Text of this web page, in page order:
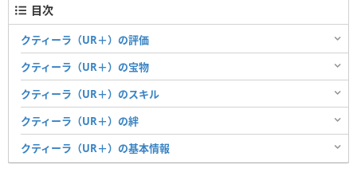
目次
クティーラ（UR＋）の評価
クティーラ（UR＋）の宝物
クティーラ（UR＋）のスキル
クティーラ（UR＋）の絆
クティーラ（UR＋）の基本情報